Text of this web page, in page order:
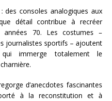
des consoles analogiques aux
détail contribue à recréer
années 70. Les costumes –
journalistes sportifs – ajoutent
qui immerge totalement le
d’anecdotes fascinantes
à la reconstitution et à